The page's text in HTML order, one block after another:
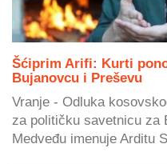
Šćiprim Arifi: Kurti
Bujanovcu i Preševu
Vranje - Odluka
za političku savetnicu za
Medveđu imenuje Arditu